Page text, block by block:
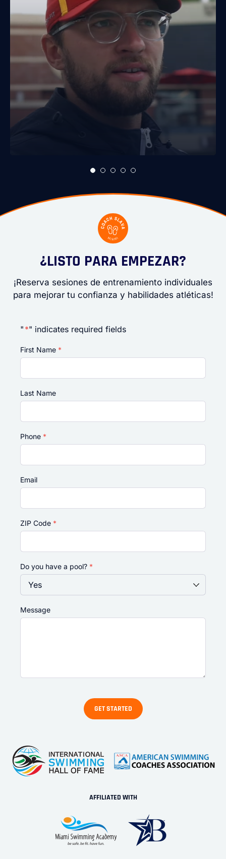
¿LISTO PARA EMPEZAR?
¡Reserva sesiones de entrenamiento individuales
para mejorar tu confianza y habilidades atléticas!
" *" indicates required fields
First Name *
Last Name
Phone *
Email
ZIP Code *
Do you have a pool? *
Message
AFFILIATED WITH